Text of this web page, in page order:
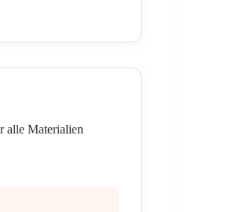
alle Materialien